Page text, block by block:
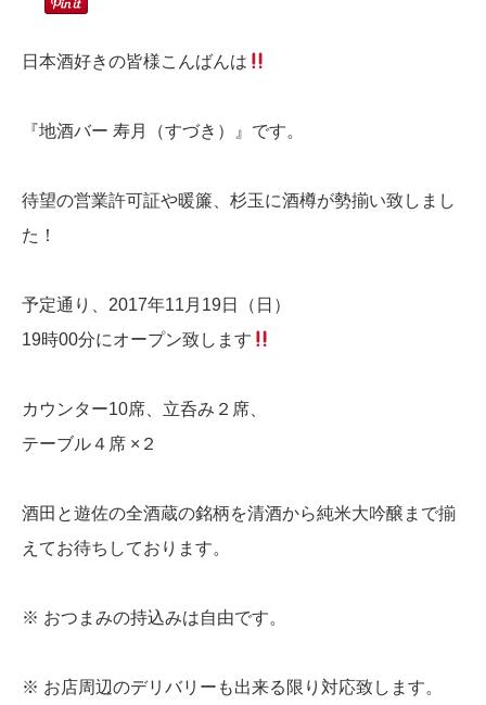
日本酒好きの皆様こんばんは
『地酒バー 寿月（すづき）』です。
待望の営業許可証や暖簾、杉玉に酒樽が勢揃い致しまし
た！
予定通り、2017年11月19日（日）
19時00分にオープン致します
カウンター10席、立呑み２席、
テーブル４席 ×２
酒田と遊佐の全酒蔵の銘柄を清酒から純米大吟醸まで揃
えてお待ちしております。
※ おつまみの持込みは自由です。
※ お店周辺のデリバリーも出来る限り対応致します。